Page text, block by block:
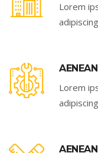
Lorem
Lorem